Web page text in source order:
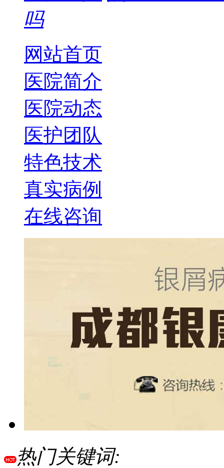
吗
网站首页
医院简介
医院动态
医护团队
特色技术
真实病例
在线咨询
热门关键词: